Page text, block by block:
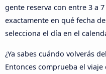
gente reserva con entre 3 a
exactamente en qué fecha
selecciona el día en el
¿Ya sabes cuándo volverás
Entonces comprueba el